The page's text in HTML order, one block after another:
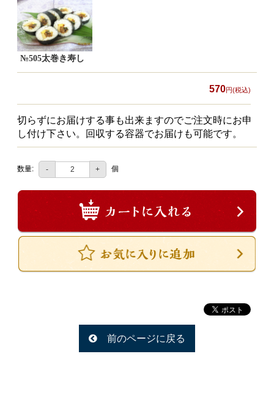
お野菜メイン弁当
旬の食材弁当
種類から選ぶ
四得オードブル
寿司・会席膳
高級弁当
オードブル
一品料理
お食い初め・お子様膳
無料貸し出し
ランキング
№505太巻き寿し
570円(税込)
切らずにお届けする事も出来ますのでご注文時にお申
し付け下さい。回収する容器でお届けも可能です。
数量: - + 個
前のページに戻る